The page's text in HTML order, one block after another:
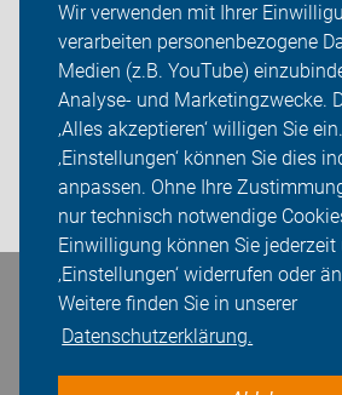
Wir verwenden mit Ihrer
verarbeiten personenbezogene
Medien (z.B. YouTube)
Analyse- und Marketingzwecke.
‚Alles akzeptieren‘ willigen Sie
‚Einstellungen‘ können Sie dies
anpassen. Ohne Ihre
nur technisch notwendige
Einwilligung können Sie jederzeit
‚Einstellungen‘ widerrufen oder
Weitere finden Sie in unserer
Datenschutzerklärung.
Info Fahrradtouren
Sei dabei
Presse
Login
Bleiben Sie in Kontakt